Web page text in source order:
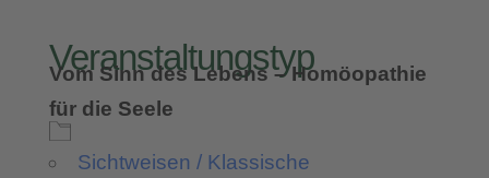
Veranstaltungstyp
Sichtweisen / Klassische
Vom Sinn des Lebens – Homöopathie
für die Seele